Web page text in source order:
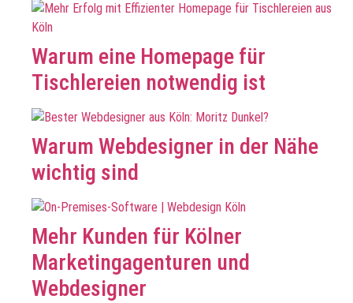
Warum eine Homepage für
Tischlereien notwendig ist
Warum Webdesigner in der Nähe
wichtig sind
Mehr Kunden für Kölner
Marketingagenturen und
Webdesigner